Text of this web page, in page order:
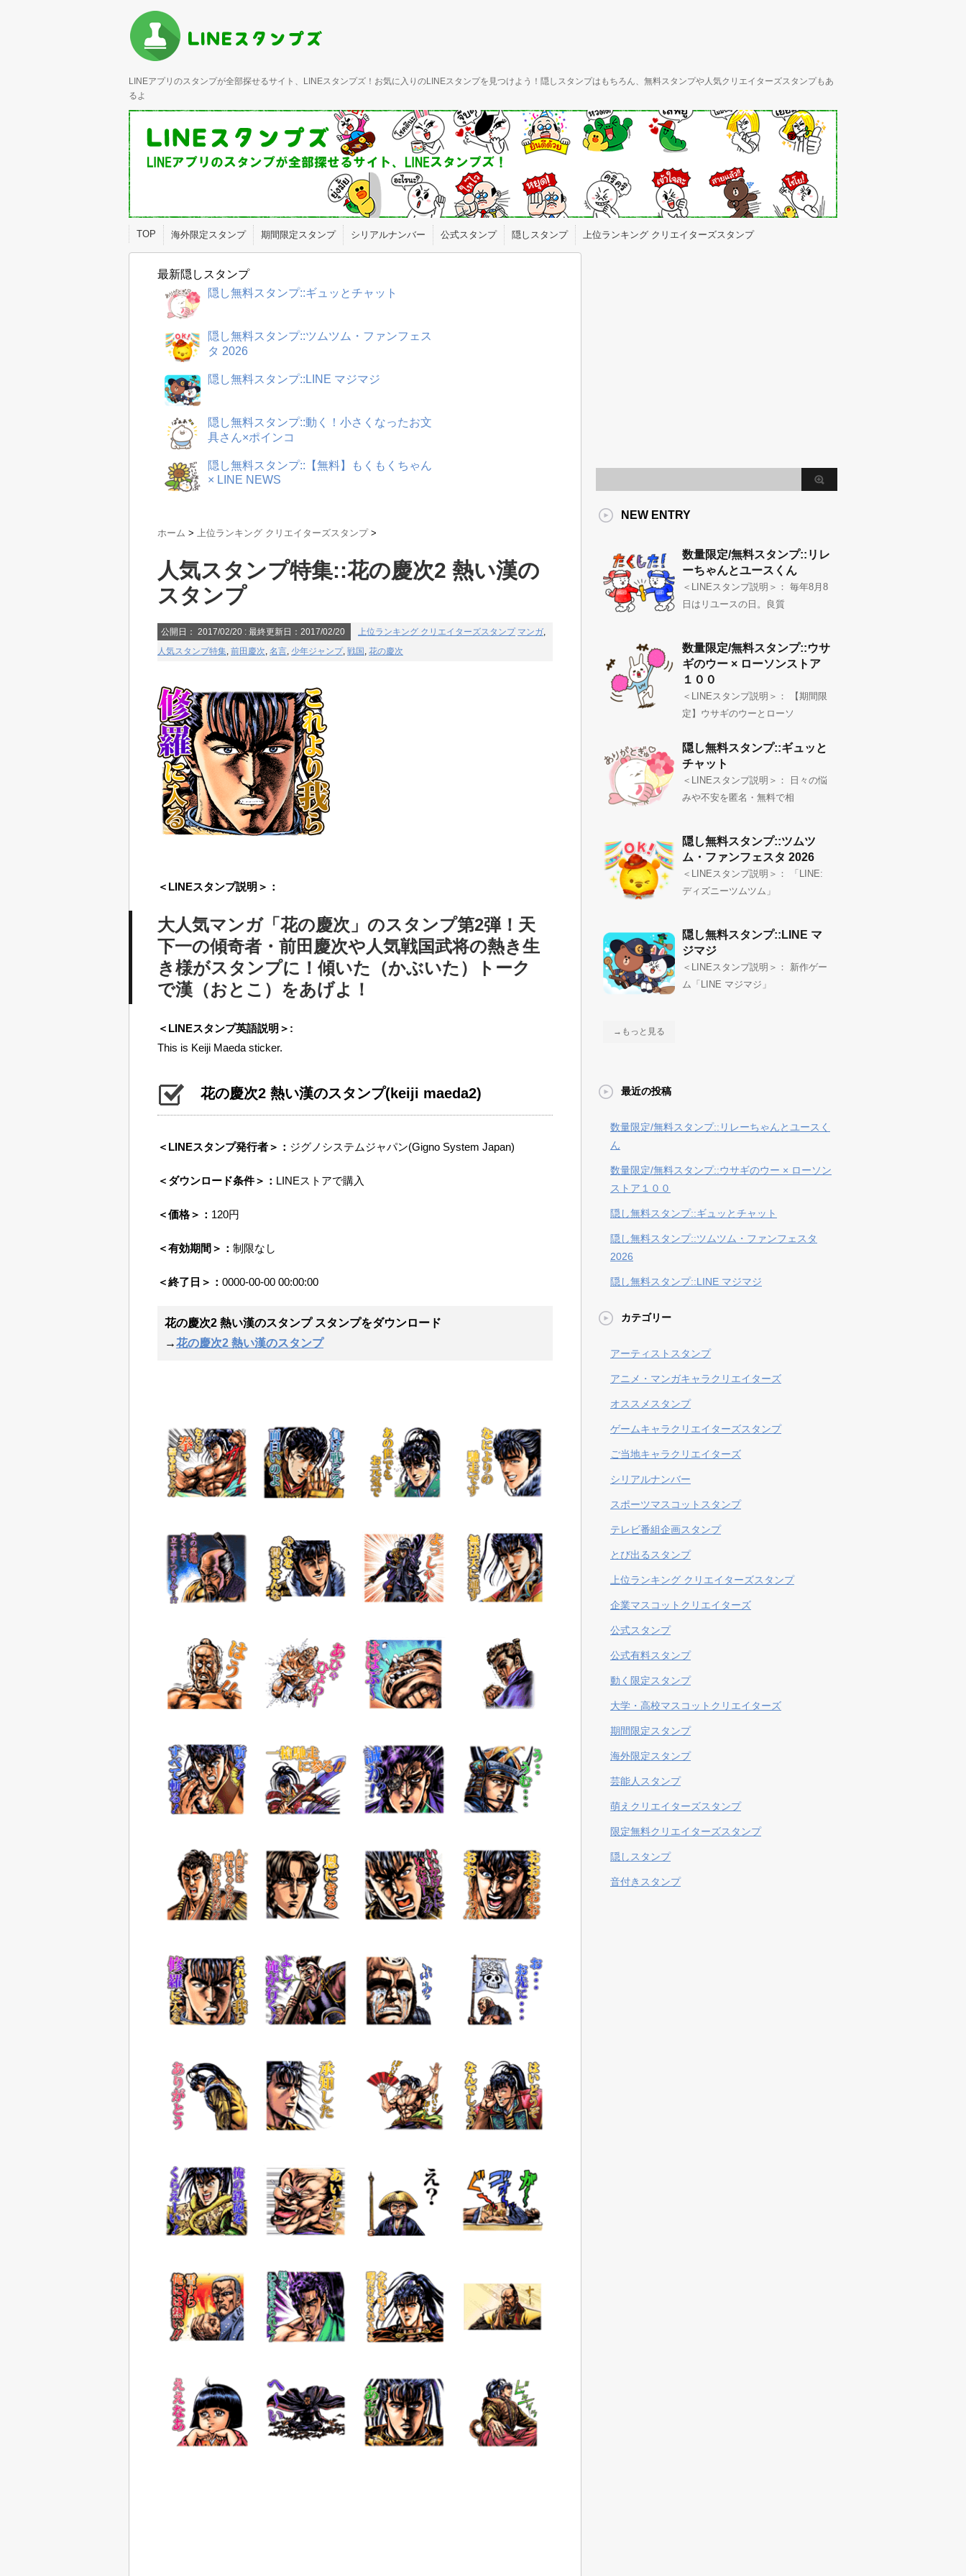
LINEアプリのスタンプが全部探せるサイト、LINEスタンプズ！お気に入りのLINEスタンプを見つけよう！隠しスタンプはもちろん、無料スタンプや人気クリエイターズスタンプもあ
るよ
TOP 海外限定スタンプ 期間限定スタンプ シリアルナンバー 公式スタンプ 隠しスタンプ 上位ランキング クリエイターズスタンプ
最新隠しスタンプ
隠し無料スタンプ::ギュッとチャット
隠し無料スタンプ::ツムツム・ファンフェス
タ 2026
隠し無料スタンプ::LINE マジマジ
隠し無料スタンプ::動く！小さくなったお文
具さん×ポインコ
隠し無料スタンプ::【無料】もくもくちゃん
× LINE NEWS
ホーム > 上位ランキング クリエイターズスタンプ >
人気スタンプ特集::花の慶次2 熱い漢の
スタンプ
公開日： 2017/02/20 : 最終更新日：2017/02/20 上位ランキング クリエイターズスタンプ マンガ,
人気スタンプ特集, 前田慶次, 名言, 少年ジャンプ, 戦国 , 花の慶次
＜LINEスタンプ説明＞：
大人気マンガ「花の慶次」のスタンプ第2弾！天
下一の傾奇者・前田慶次や人気戦国武将の熱き生
き様がスタンプに！傾いた（かぶいた）トーク
で漢（おとこ）をあげよ！
＜LINEスタンプ英語説明＞:
This is Keiji Maeda sticker.
花の慶次2 熱い漢のスタンプ(keiji maeda2)
＜LINEスタンプ発行者＞： ジグノシステムジャパン(Gigno System Japan)
＜ダウンロード条件＞： LINEストアで購入
＜価格＞： 120円
＜有効期間＞： 制限なし
＜終了日＞： 0000-00-00 00:00:00
花の慶次2 熱い漢のスタンプ スタンプをダウンロード
→花の慶次2 熱い漢のスタンプ
NEW ENTRY
数量限定/無料スタンプ::リレ
ーちゃんとユースくん
＜LINEスタンプ説明＞： 毎年8月8
日はリユースの日。良質
数量限定/無料スタンプ::ウサ
ギのウー × ローソンストア
１００
＜LINEスタンプ説明＞： 【期間限
定】ウサギのウーとローソ
隠し無料スタンプ::ギュッと
チャット
＜LINEスタンプ説明＞： 日々の悩
みや不安を匿名・無料で相
隠し無料スタンプ::ツムツ
ム・ファンフェスタ 2026
＜LINEスタンプ説明＞： 「LINE:
ディズニーツムツム」
隠し無料スタンプ::LINE マ
ジマジ
＜LINEスタンプ説明＞： 新作ゲー
ム「LINE マジマジ」
→もっと見る
最近の投稿
数量限定/無料スタンプ::リレーちゃんとユースく
ん
数量限定/無料スタンプ::ウサギのウー × ローソン
ストア１００
隠し無料スタンプ::ギュッとチャット
隠し無料スタンプ::ツムツム・ファンフェスタ
2026
隠し無料スタンプ::LINE マジマジ
カテゴリー
アーティストスタンプ
アニメ・マンガキャラクリエイターズ
オススメスタンプ
ゲームキャラクリエイターズスタンプ
ご当地キャラクリエイターズ
シリアルナンバー
スポーツマスコットスタンプ
テレビ番組企画スタンプ
とび出るスタンプ
上位ランキング クリエイターズスタンプ
企業マスコットクリエイターズ
公式スタンプ
公式有料スタンプ
動く限定スタンプ
大学・高校マスコットクリエイターズ
期間限定スタンプ
海外限定スタンプ
芸能人スタンプ
萌えクリエイターズスタンプ
限定無料クリエイターズスタンプ
隠しスタンプ
音付きスタンプ